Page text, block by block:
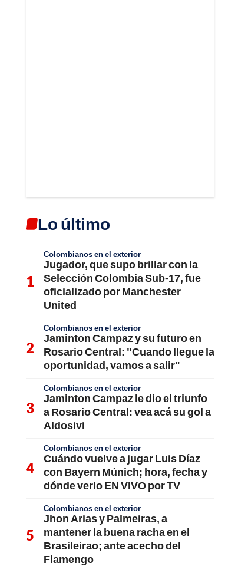
Lo último
Colombianos en el exterior
Jugador, que supo brillar con la
Selección Colombia Sub-17, fue
oficializado por Manchester
United
Colombianos en el exterior
Jaminton Campaz y su futuro en
Rosario Central: "Cuando llegue la
oportunidad, vamos a salir"
Colombianos en el exterior
Jaminton Campaz le dio el triunfo
a Rosario Central: vea acá su gol a
Aldosivi
Colombianos en el exterior
Cuándo vuelve a jugar Luis Díaz
con Bayern Múnich; hora, fecha y
dónde verlo EN VIVO por TV
Colombianos en el exterior
Jhon Arias y Palmeiras, a
mantener la buena racha en el
Brasileirao; ante acecho del
Flamengo